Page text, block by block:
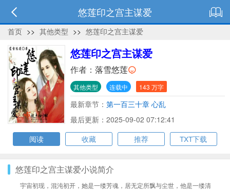
悠莲印之宫主谋爱
首页 >> 其他类型 >> 悠莲印之宫主谋爱
悠莲印之宫主谋爱
作者： 落雪悠莲
其他类型 连载中 143 万字
最新章节： 第一百三十章 心乱
最后更新：2025-09-02 07:12:41
阅读
收藏 推荐 TXT下载
悠莲印之宫主谋爱小说简介
宇宙初现，混沌初开，她是一缕芳魂，居无定所飘与尘世，他是一缕清